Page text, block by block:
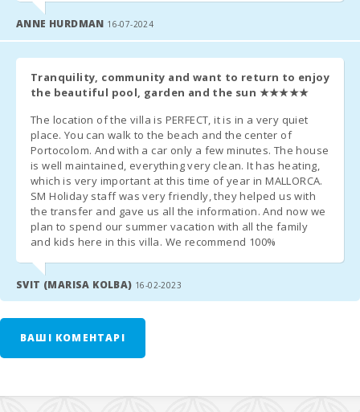
Пляж Кала
Марсал (км):
Ресторан Са
Калета Кала
Мільор (kм):
Відстань до
ресторанів (м):
Місто Алкудія
(км):
Місто Феланіткс
(км):
міста (км):
Пaром - порт
Залізнична
станція Plaça de
Заїзд після 23:00 – додатковий платіж 50
Якщо можливий пізній виїзд, за умови доступності, плата за
продовження становить 60євро до 13:00і90 євро до
.
ТУРИСТИЧНИЙ ЕКО-ПОДАТОК:
З 1 липня 2016 рокуна Балеарських островах введено
екологічний туристичний податок.
Вартість:2,20 євро на людину за деньпротягом перших 8
днів, та1,10 євро за кожен наступний день. Діти до 16
років звільнені від сплати податку.
Ця сума повинна бути сплачена
ДОДАТКОВА ІНФОРМАЦІЯ:
Будь ласка, надішліть нам наступні дані для організації
ANNE HURDMAN 16-07-2024
Tranquility, community and want to return to enjoy
the beautiful pool, garden and the sun ★★★★★
The location of the villa is PERFECT, it is in a very quiet
place. You can walk to the beach and the center of
Portocolom. And with a car only a few minutes. The house
is well maintained, everything very clean. It has heating,
which is very important at this time of year in MALLORCA.
SM Holiday staff was very friendly, they helped us with
the transfer and gave us all the information. And now we
plan to spend our summer vacation with all the family
and kids here in this villa. We recommend 100%
SVIT (MARISA KOLBA) 16-02-2023
ВАШІ КОМЕНТАРІ